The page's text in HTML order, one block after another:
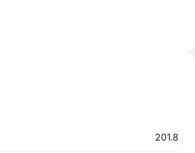
201.8